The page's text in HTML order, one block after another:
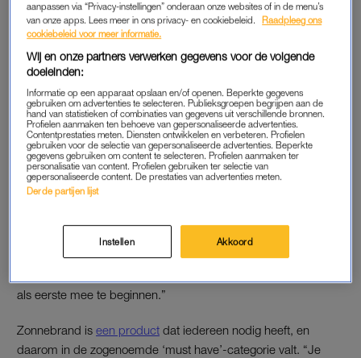
dubbele. Daarna maken ze er een actie van zoals ’twee halen,
één betalen’. Mensen denken dan een koopje te scoren, maar
worden misleid. Die actie is lang niet zo voordelig als het lijkt”,
vertelt retail- en merkendeskundige Paul Moers aan
Nederland.
Zon op je toet? Deze
hydraterende dagcrèmes met
SPF beschermen én verzorgen
Het zou volgens hem simpeler zijn als je, net als in Duitsland,
als eerste mee te beginnen.”
Zonnebrand is een product dat iedereen nodig heeft, en
daarom in de zogenoemde ‘must have’-categorie valt. “Je
aanpassen via “Privacy-instellingen” onderaan onze websites of in de menu’s
van onze apps. Lees meer in ons privacy- en cookiebeleid.
Raadpleeg ons
cookiebeleid voor meer informatie.
Wij en onze partners verwerken gegevens voor de volgende
doeleinden:
Informatie op een apparaat opslaan en/of openen. Beperkte gegevens
gebruiken om advertenties te selecteren. Publieksgroepen begrijpen aan de
hand van statistieken of combinaties van gegevens uit verschillende bronnen.
Profielen aanmaken ten behoeve van gepersonaliseerde advertenties.
Contentprestaties meten. Diensten ontwikkelen en verbeteren. Profielen
gebruiken voor de selectie van gepersonaliseerde advertenties. Beperkte
gegevens gebruiken om content te selecteren. Profielen aanmaken ter
personalisatie van content. Profielen gebruiken ter selectie van
gepersonaliseerde content. De prestaties van advertenties meten.
Derde partijen lijst
Instellen Akkoord